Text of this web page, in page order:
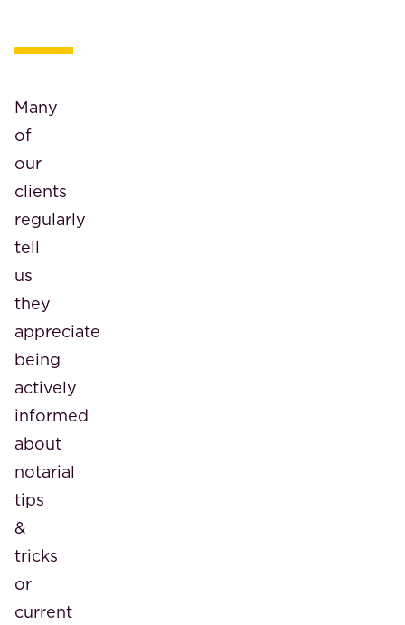
Many
of
our
clients
regularly
tell
us
they
appreciate
being
actively
informed
about
notarial
tips
&
tricks
or
current